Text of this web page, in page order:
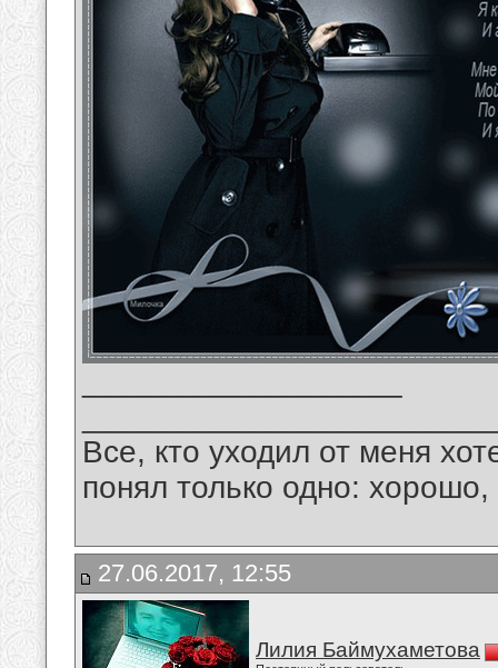
Все, кто уходил от меня
понял только одно:
27.06.2017, 12:55
Лилия Баймухаметова